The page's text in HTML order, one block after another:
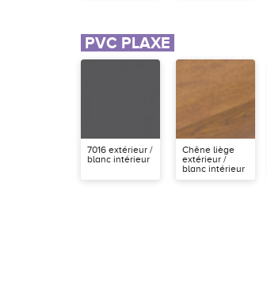
PVC PLAXE
7016 extérieur /
blanc intérieur
Chêne liège
extérieur /
blanc intérieur